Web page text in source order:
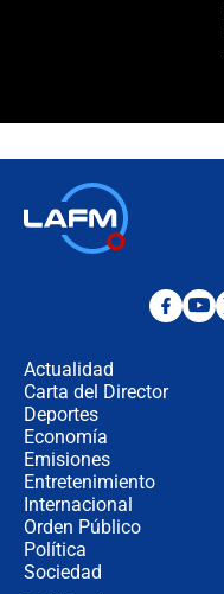
Actualidad
Carta del Director
Deportes
Economía
Emisiones
Entretenimiento
Internacional
Orden Público
Política
Sociedad